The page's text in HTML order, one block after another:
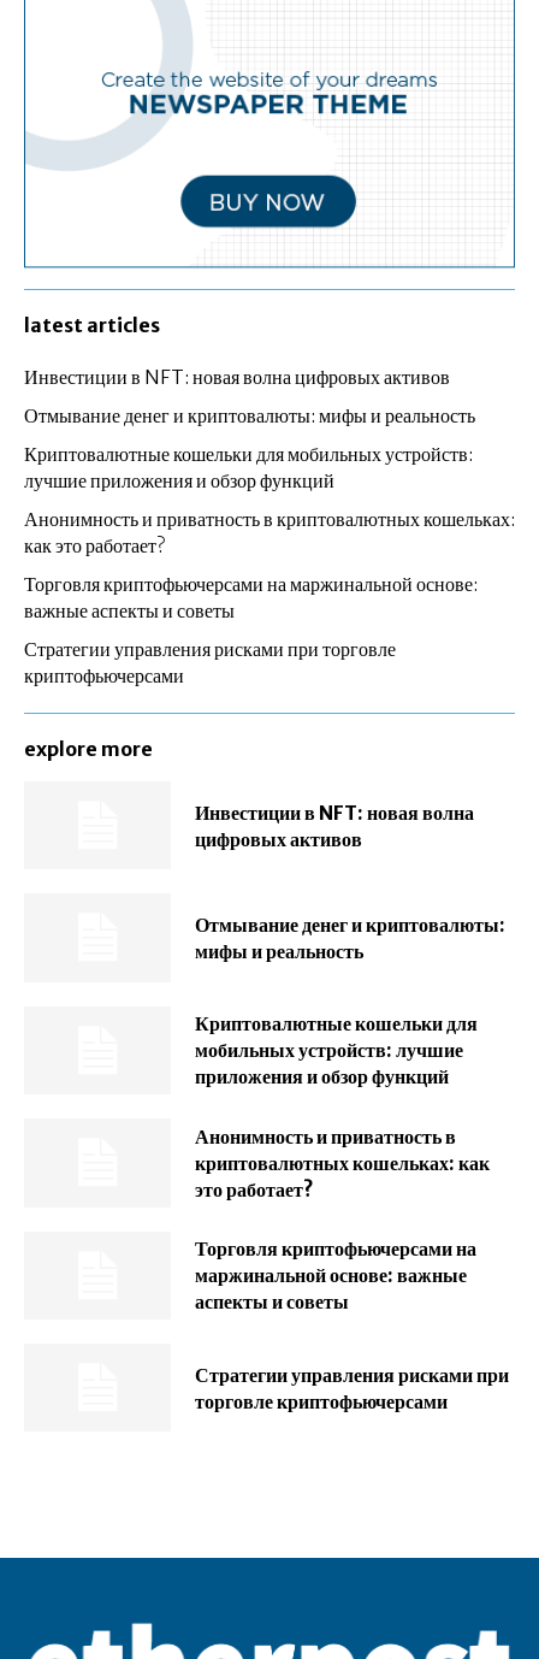
latest articles
Инвестиции в NFT: новая волна цифровых активов
Отмывание денег и криптовалюты: мифы и реальность
Криптовалютные кошельки для мобильных устройств:
лучшие приложения и обзор функций
Анонимность и приватность в криптовалютных кошельках:
как это работает?
Торговля криптофьючерсами на маржинальной основе:
важные аспекты и советы
Стратегии управления рисками при торговле
криптофьючерсами
explore more
Инвестиции в NFT: новая волна
цифровых активов
Отмывание денег и криптовалюты:
мифы и реальность
Криптовалютные кошельки для
мобильных устройств: лучшие
приложения и обзор функций
Анонимность и приватность в
криптовалютных кошельках: как
это работает?
Торговля криптофьючерсами на
маржинальной основе: важные
аспекты и советы
Стратегии управления рисками при
торговле криптофьючерсами